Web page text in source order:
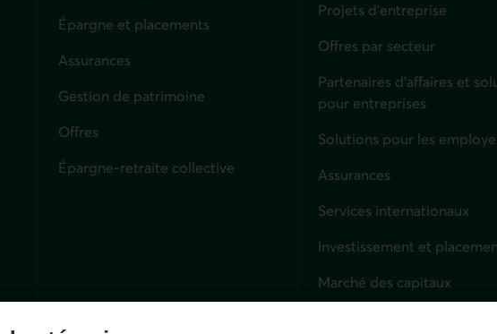
Épargne et placements
Assurances
Gestion de patrimoine
Offres
Épargne-retraite collective
Projets d'entreprise
Offres par secteur
Partenaires d’affaires et
pour entreprises
Solutions pour les
Assurances
Services internationaux
Investissement et
Marché des capitaux